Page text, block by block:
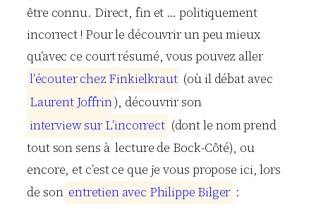
être connu. Direct, fin et … politiquement
incorrect ! Pour le découvrir un peu mieux
qu’avec ce court résumé, vous pouvez aller
l’écouterchez Finkielkraut (où il débat avec
Laurent Joffrin), découvrir son
interviewsur L’incorrect (dont le nom prend
tout son sens à lecture de Bock-Côté), ou
encore, et c’est ce que je vous propose ici, lors
de son entretien avec Philippe Bilger :